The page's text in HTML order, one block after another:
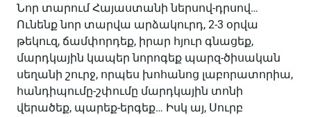
Նոր տարում Հայաստանի ներսով-դրսով…
Ունենք նոր տարվա արձակուրդ, 2-3 օրվա
թեկուզ, ճամփորդեք, իրար հյուր գնացեք,
մարդկային կապեր նորոգեք պարզ-ծիսական
սեղանի շուրջ, որպես խոհանոց լաբորատորիա,
հանդիպումը-շփումը մարդկային տոնի
վերածեք, պարեք-երգեք… Իսկ այ, Սուրբ